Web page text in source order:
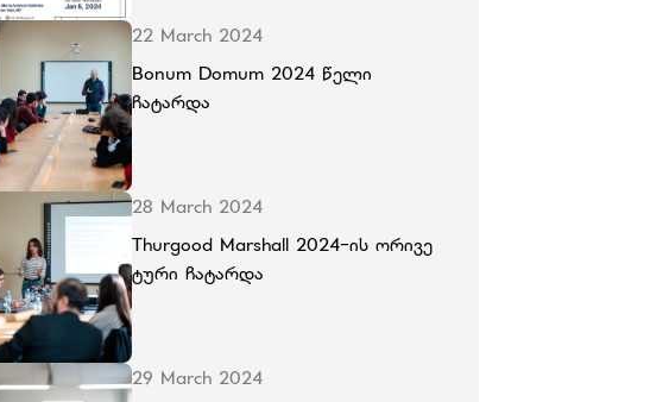
22 March 2024
Bonum Domum 2024 წელი
ჩატარდა
28 March 2024
Thurgood Marshall 2024-ის ორივე
ტური ჩატარდა
29 March 2024